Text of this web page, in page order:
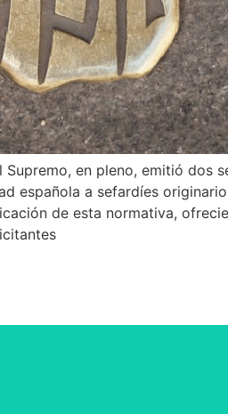
en pleno, emitió dos
española a sefardíes
de esta normativa,